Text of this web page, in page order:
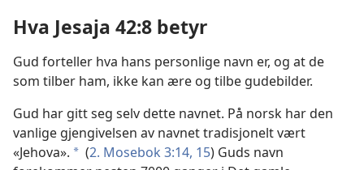
Hva Jesaja 42:8 betyr
Gud forteller hva hans personlige navn er, og at de
som tilber ham, ikke kan ære og tilbe gudebilder.
Gud har gitt seg selv dette navnet. På norsk har den
vanlige gjengivelsen av navnet tradisjonelt vært
«Jehova». a (2. Mosebok 3:14, 15) Guds navn